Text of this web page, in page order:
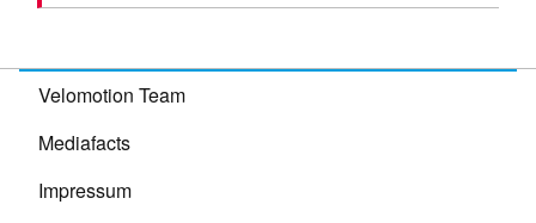
Velomotion Team
Mediafacts
Impressum